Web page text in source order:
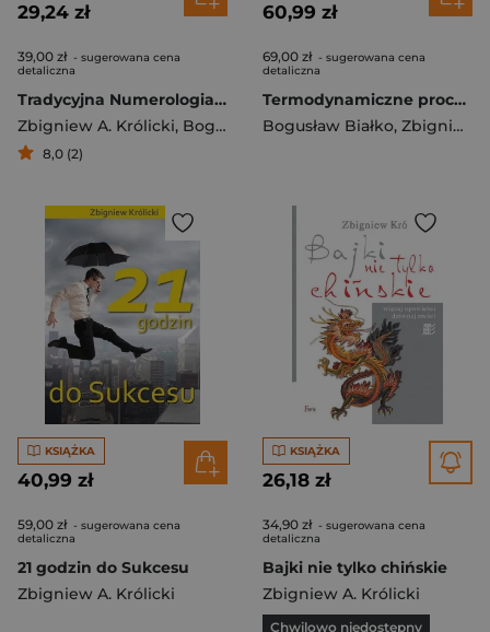
29,24 zł
39,00 zł - sugerowana cena
detaliczna
Tradycyjna Numerologia Chińska dla Zachodu
Zbigniew A. Królicki, Bogusław Białko
8,0 (2)
60,99 zł
69,00 zł - sugerowana cena
detaliczna
Termodynamiczne procesy i przemiany w obiegach..
Bogusław Białko, Zbigniew A. Królicki
KSIĄŻKA
40,99 zł
59,00 zł - sugerowana cena
detaliczna
21 godzin do Sukcesu
Zbigniew A. Królicki
KSIĄŻKA
26,18 zł
34,90 zł - sugerowana cena
detaliczna
Bajki nie tylko chińskie
Zbigniew A. Królicki
Chwilowo niedostępny